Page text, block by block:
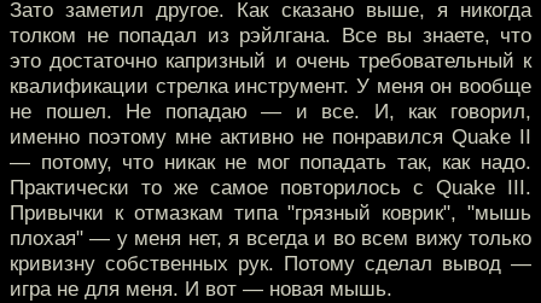
Зато заметил другое. Как сказано выше, я никогда
толком не попадал из рэйлгана. Все вы знаете, что
это достаточно капризный и очень требовательный к
квалификации стрелка инструмент. У меня он вообще
не пошел. Не попадаю — и все. И, как говорил,
именно поэтому мне активно не понравился Quake II
— потому, что никак не мог попадать так, как надо.
Практически то же самое повторилось с Quake III.
Привычки к отмазкам типа "грязный коврик", "мышь
плохая" — у меня нет, я всегда и во всем вижу только
кривизну собственных рук. Потому сделал вывод —
игра не для меня. И вот — новая мышь.